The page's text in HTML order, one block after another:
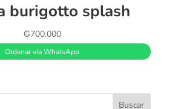
burigotto splash
₲700.000
Ordenar vía WhatsApp